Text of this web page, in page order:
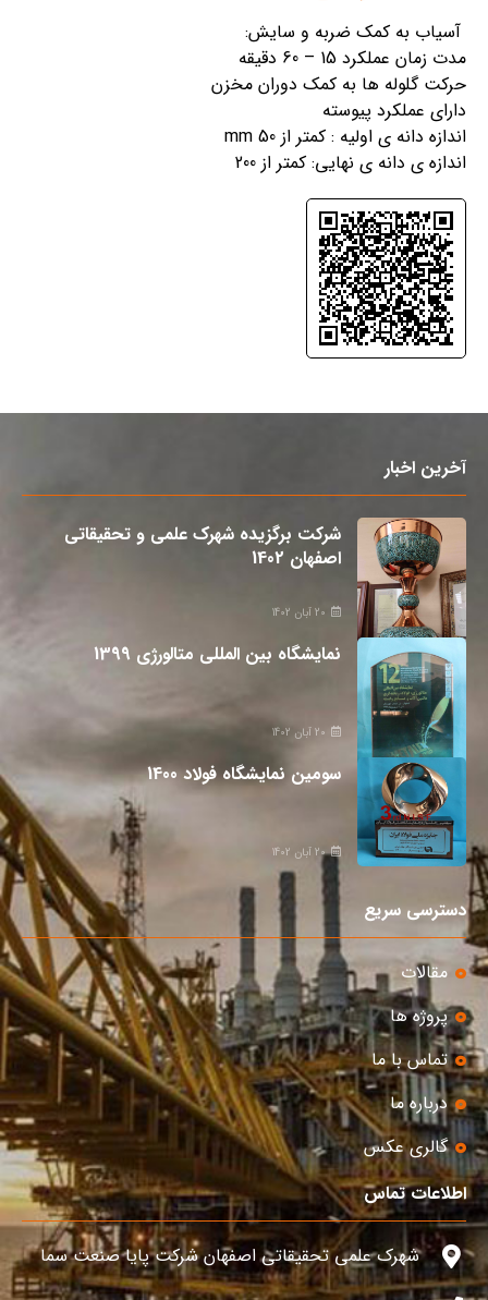
آسیاب به کمک ضربه و سایش:
مدت زمان عملکرد 15 – 60 دقیقه
حرکت گلوله ها به کمک دوران مخزن
دارای عملکرد پیوسته
اندازه دانه ی اولیه : کمتر از 50 mm
اندازه ی دانه ی نهایی: کمتر از 200
آخرین اخبار
شرکت برگزیده شهرک علمی و تحقیقاتی
اصفهان 1402
20 آبان 1402
نمایشگاه بین المللی متالورژی 1399
20 آبان 1402
سومین نمایشگاه فولاد 1400
20 آبان 1402
دسترسی سریع
مقالات
پروژه ها
تماس با ما
درباره ما
گالری عکس
اطلاعات تماس
شهرک علمی تحقیقاتی اصفهان شرکت پایا صنعت سما